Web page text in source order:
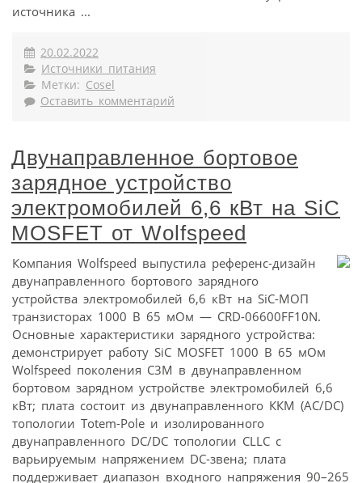
источника ...
20.02.2022
Источники питания
Метки: Cosel
Оставить комментарий
Двунаправленное бортовое
зарядное устройство
электромобилей 6,6 кВт на SiC
MOSFET от Wolfspeed
Компания Wolfspeed выпустила референс-дизайн
двунаправленного бортового зарядного
устройства электромобилей 6,6 кВт на SiC-МОП
транзисторах 1000 В 65 мОм — CRD-06600FF10N.
Основные характеристики зарядного устройства:
демонстрирует работу SiC MOSFET 1000 В 65 мОм
Wolfspeed поколения C3M в двунаправленном
бортовом зарядном устройстве электромобилей 6,6
кВт; плата состоит из двунаправленного ККМ (AC/DC)
топологии Totem-Pole и изолированного
двунаправленного DC/DC топологии CLLC с
варьируемым напряжением DC-звена; плата
поддерживает диапазон входного напряжения 90–265